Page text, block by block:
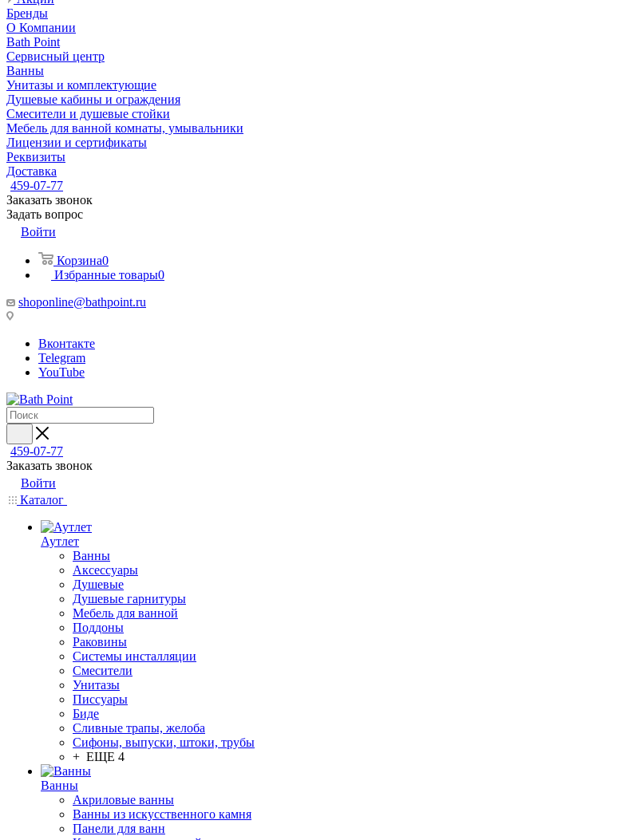
Бренды
О Компании
Bath Point
Сервисный центр
Ванны
Унитазы и комплектующие
Душевые кабины и ограждения
Смесители и душевые стойки
Мебель для ванной комнаты, умывальники
Лицензии и сертификаты
Реквизиты
Доставка
459-07-77
Заказать звонок
Задать вопрос
Войти
Корзина0
Избранные товары0
shoponline@bathpoint.ru
Вконтакте
Telegram
YouTube
459-07-77
Заказать звонок
Войти
Каталог
Аутлет
Ванны
Аксессуары
Душевые
Душевые гарнитуры
Мебель для ванной
Поддоны
Раковины
Системы инсталляции
Смесители
Унитазы
Писсуары
Биде
Сливные трапы, желоба
Сифоны, выпуски, штоки, трубы
+ ЕЩЕ 4
Ванны
Акриловые ванны
Ванны из искусственного камня
Панели для ванн